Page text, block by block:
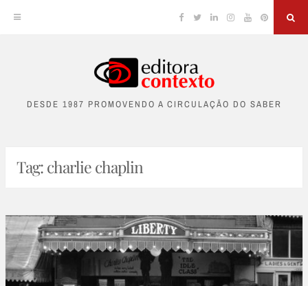
content
Facebook
TwitterLinkedinInstagram
YouTubePinterest
DESDE 1987 PROMOVENDO A CIRCULAÇÃO DO SABER
Tag:charlie chaplin